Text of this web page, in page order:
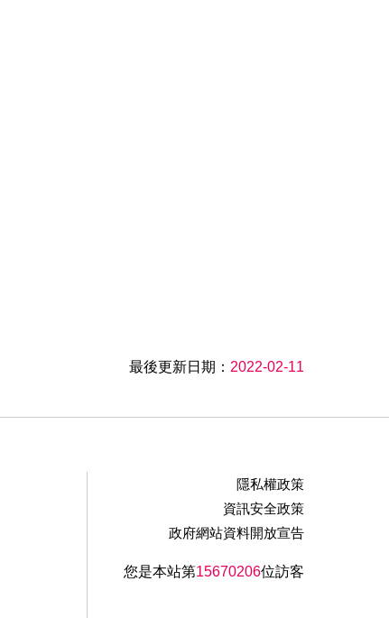
最後更新日期： 2022-02-11
隱私權政策
資訊安全政策
政府網站資料開放宣告
您是本站第15670206位訪客